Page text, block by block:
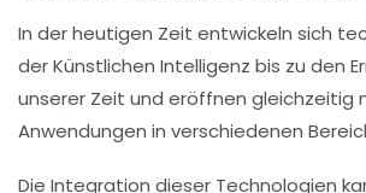
In der heutigen Zeit entwickeln sich
derKünstlichen Intelligenz bis zu den
unserer Zeit und eröffnen gleichzeitig
Anwendungen in verschiedenen
Die Integration dieser Technologien